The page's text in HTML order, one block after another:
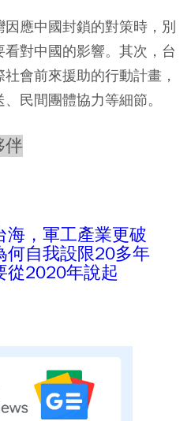
應中國封鎖的對策時，別
對中國的影響。其次，台
會前來援助的行動計畫，
民間團體協力等細節。
伴
海，軍工產業更破
何自我設限20多年
從2020年說起